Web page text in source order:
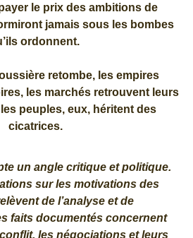
le prix des ambitions de
jamais sous les bombes
ordonnent.
retombe, les empires
les marchés retrouvent leurs
peuples, eux, héritent des
cicatrices.
un angle critique et politique.
sur les motivations des
de l’analyse et de
faits documentés concernent
les négociations et leurs